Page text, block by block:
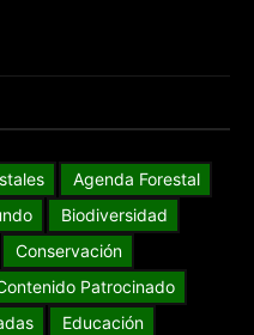
Agenda Forestal
Biodiversidad
Conservación
Patrocinado
Educación